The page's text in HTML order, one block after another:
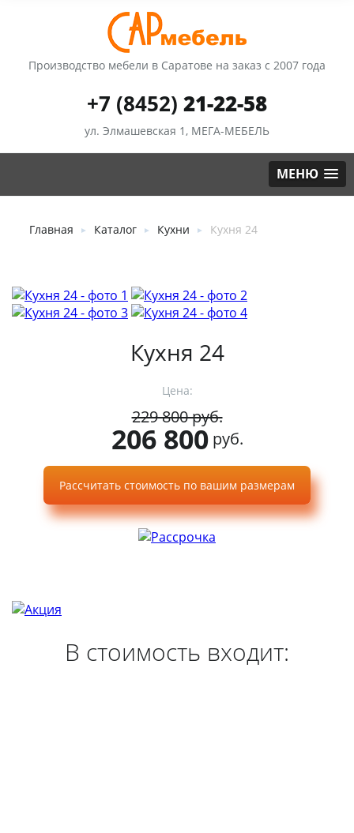
Производство мебели в Саратове на заказ с 2007 года
+7 (8452) 21-22-58
ул. Элмашевская 1, МЕГА-МЕБЕЛЬ
МЕНЮ
Главная ► Каталог ► Кухни ► Кухня 24
Кухня 24
Цена:
229 800 руб.
206 800руб.
Рассчитать стоимость по вашим размерам
В стоимость входит: